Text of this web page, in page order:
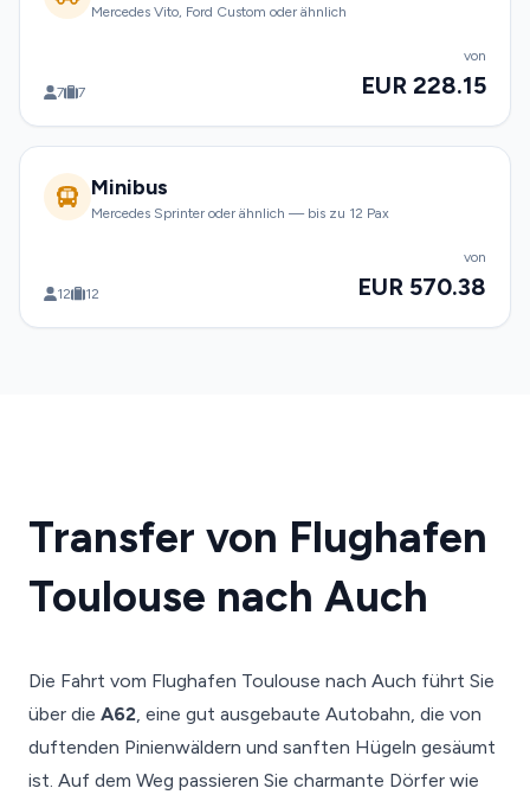
Mercedes Vito, Ford Custom oder ähnlich
7 7
von
EUR 228.15
Minibus
Mercedes Sprinter oder ähnlich — bis zu 12 Pax
12 12
von
EUR 570.38
Transfer von Flughafen
Toulouse nach Auch
Die Fahrt vom Flughafen Toulouse nach Auch führt Sie
über die A62, eine gut ausgebaute Autobahn, die von
duftenden Pinienwäldern und sanften Hügeln gesäumt
ist. Auf dem Weg passieren Sie charmante Dörfer wie